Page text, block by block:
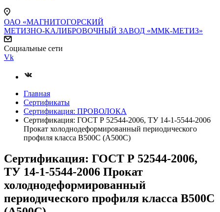
ОАО «МАГНИТОГОРСКИЙ
МЕТИЗНО-КАЛИБРОВОЧНЫЙ ЗАВОД «ММК-МЕТИЗ»
Социальные сети
Vk
Главная
Сертификаты
Сертификация: ПРОВОЛОКА
Сертификация: ГОСТ Р 52544-2006, ТУ 14-1-5544-2006
Прокат холоднодеформированный периодического
профиля класса В500С (А500С)
Сертификация: ГОСТ Р 52544-2006,
ТУ 14-1-5544-2006 Прокат
холоднодеформированный
периодического профиля класса В500С